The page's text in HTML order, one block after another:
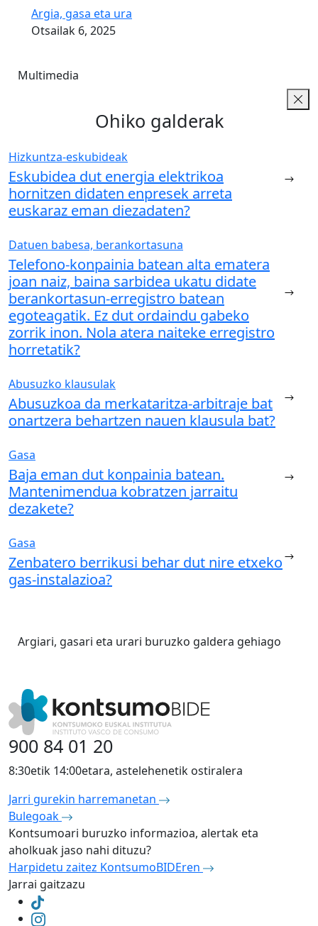
Argia, gasa eta ura
Otsailak 6, 2025
Multimedia
Ohiko galderak
Hizkuntza-eskubideak
Eskubidea dut energia elektrikoa
hornitzen didaten enpresek arreta
euskaraz eman diezadaten?
Datuen babesa, berankortasuna
Telefono-konpainia batean alta ematera
joan naiz, baina sarbidea ukatu didate
berankortasun-erregistro batean
egoteagatik. Ez dut ordaindu gabeko
zorrik inon. Nola atera naiteke erregistro
horretatik?
Abusuzko klausulak
Abusuzkoa da merkataritza-arbitraje bat
onartzera behartzen nauen klausula bat?
Gasa
Baja eman dut konpainia batean.
Mantenimendua kobratzen jarraitu
dezakete?
Gasa
Zenbatero berrikusi behar dut nire etxeko
gas-instalazioa?
Argiari, gasari eta urari buruzko galdera gehiago
900 84 01 20
8:30etik 14:00etara, astelehenetik ostiralera
Jarri gurekin harremanetan
Bulegoak
Kontsumoari buruzko informazioa, alertak eta
aholkuak jaso nahi dituzu?
Harpidetu zaitez KontsumoBIDEren
Jarrai gaitzazu